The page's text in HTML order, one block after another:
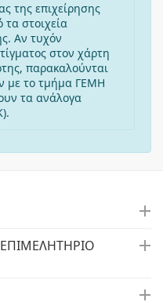
της επιχείρησης
στοιχεία
Αν τυχόν
στον χάρτη
παρακαλούνται
με το τμήμα ΓΕΜΗ
τα ανάλογα